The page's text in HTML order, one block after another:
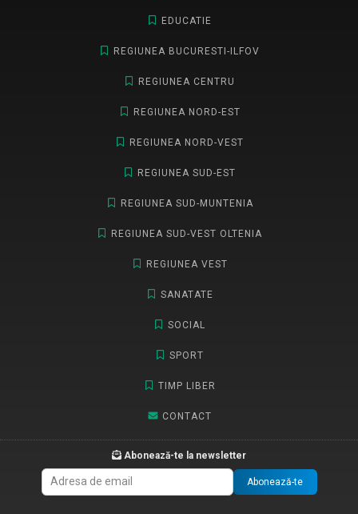
EDUCATIE
REGIUNEA BUCURESTI-ILFOV
REGIUNEA CENTRU
REGIUNEA NORD-EST
REGIUNEA NORD-VEST
REGIUNEA SUD-EST
REGIUNEA SUD-MUNTENIA
REGIUNEA SUD-VEST OLTENIA
REGIUNEA VEST
SANATATE
SOCIAL
SPORT
TIMP LIBER
CONTACT
Abonează-te la newsletter
Abonează-te